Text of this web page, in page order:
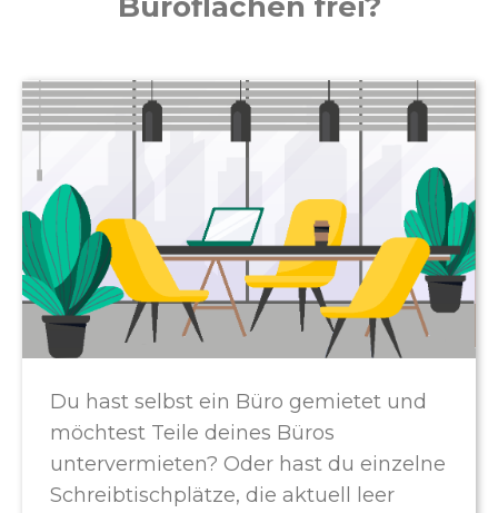
Du hast selbst ein Büro gemietet und
möchtest Teile deines Büros
untervermieten? Oder hast du einzelne
Schreibtischplätze, die aktuell leer